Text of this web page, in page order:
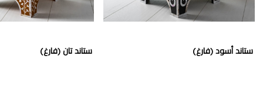
ستاند أسود (فارغ) ستاند تان (فارغ)